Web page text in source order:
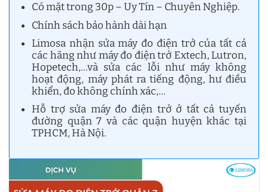
Có mặt trong 30p – Uy Tín – Chuyên Nghiệp.
Chính sách bảo hành dài hạn
Limosa nhận sửa máy đo điện trở của tất cả
các hãng như máy đo điện trở Extech, Lutron,
Hopetech,…và sửa các lỗi như máy không
hoạt động, máy phát ra tiếng động, hư điều
khiển, đo không chính xác,…
Hỗ trợ sửa máy đo điện trở ở tất cả tuyến
đường quận 7 và các quận huyện khác tại
TPHCM, Hà Nội.